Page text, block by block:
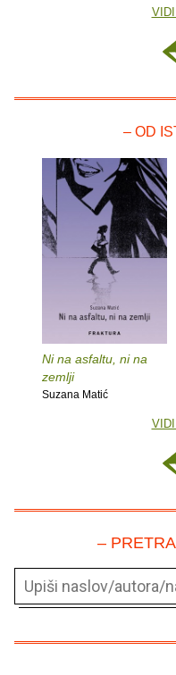
– OD
Ni na asfaltu, ni na
zemlji
Suzana Matić
–